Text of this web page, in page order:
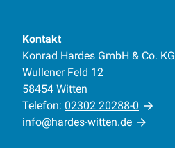
Kontakt
Konrad Hardes GmbH & Co. KG
Wullener Feld 12
58454 Witten
Telefon: 02302 20288-0
info@hardes-witten.de